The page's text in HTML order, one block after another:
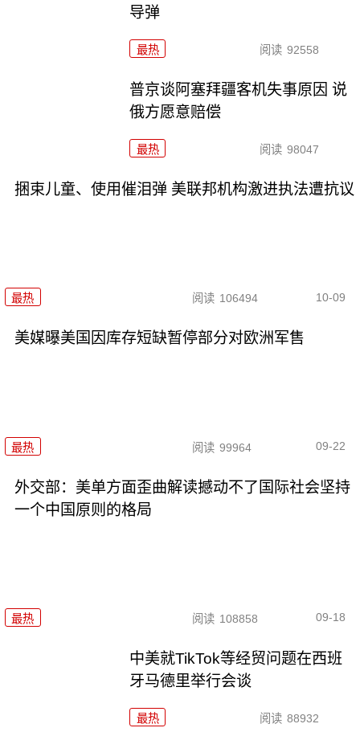
导弹
最热 阅读 92558
普京谈阿塞拜疆客机失事原因 说
俄方愿意赔偿
最热 阅读 98047
捆束儿童、使用催泪弹 美联邦机构激进执法遭抗议
最热 阅读 106494 10-09
美媒曝美国因库存短缺暂停部分对欧洲军售
最热 阅读 99964 09-22
外交部：美单方面歪曲解读撼动不了国际社会坚持
一个中国原则的格局
最热 阅读 108858 09-18
中美就TikTok等经贸问题在西班
牙马德里举行会谈
最热 阅读 88932